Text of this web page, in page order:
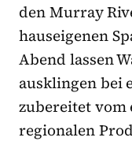
den Murray
hauseigenen
Abend lassen
ausklingen bei
zubereitet vom
regionalen